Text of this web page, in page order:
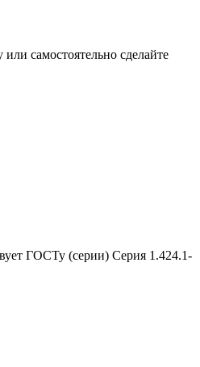
самостоятельно сделайте
ГОСТу (серии) Серия 1.424.1-